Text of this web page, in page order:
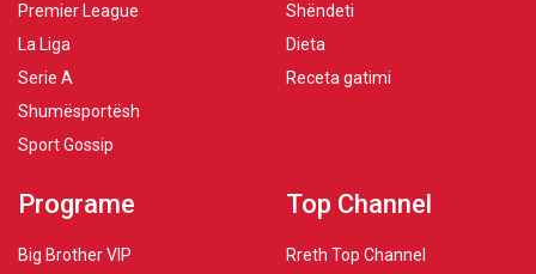
Premier League
La Liga
Serie A
Shumësportësh
Sport Gossip
Shëndeti
Dieta
Receta gatimi
Programe
Big Brother VIP
Top Channel
Rreth Top Channel